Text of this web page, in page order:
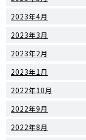
2023年4月
2023年3月
2023年2月
2023年1月
2022年10月
2022年9月
2022年8月